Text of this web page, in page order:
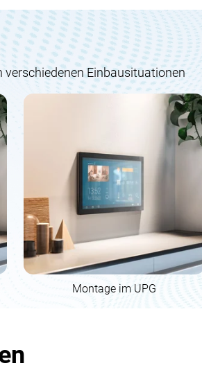
verschiedenen Einbausituationen
Montage im UPG